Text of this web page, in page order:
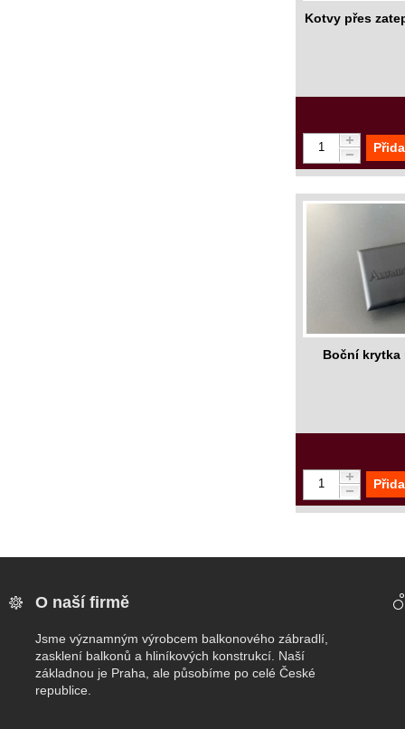
Kotvy přes
Boční krytka
O naší firmě
Jsme významným výrobcem balkonového zábradlí,
zasklení balkonů a hliníkových konstrukcí. Naší
základnou je Praha, ale působíme po celé České
republice.